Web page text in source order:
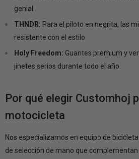
genial.
THNDR: Para el piloto en negrita, las
resistente con el estilo
Holy Freedom: Guantes premium y
jinetes serios durante todo el año.
Por qué elegir Customhoj
motocicleta
Nos especializamos en equipo de
de selección de mano que